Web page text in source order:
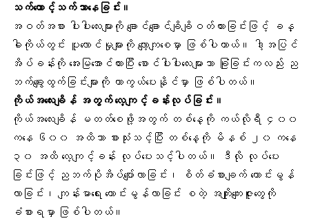
သက်တောင့်သက်သာနေခြင်း။
အဝတ်အစား ပါးပါးလေးများကို ချောင်ချောင်ချိချိဝတ်ထားခြင်းဖြင့် ခန္
ဓါကိုယ်တွင်း ပူလောင်မှုများကို လျော့ကျစေမှာ ဖြစ်ပါတာယ်။ ဒါ့အပြင်
အိပ်ခန်းကို အေးမြအောင်ထားပြီး စောင်ပါးပါးလေးများသာ ခြုံခြင်းကလည်း ည
ဘက်ချွေးထွက်ခြင်းများကို ကာကွယ်ပေးနိုင်မှာ ဖြစ်ပါတယ်။
ကိုယ်အလေးချိန် အတွက် လေ့ကျင့်ခန်းလုပ်ခြင်း။
ကိုယ်အလေးချိန် မတတ်စေဖို့အတွက် တစ်နေ့ကို ကယ်လိုရီ ၄၀၀
ကနေ ၆၀၀ အထိသာ စားသုံးသင့်ပြီး တစ်နေ့ကို မိနစ် ၂၀ ကနေ
၃၀ အထိ လေ့ကျင့်ခန်း လုပ်ပေးသင့်ပါတယ်။ ဒီလို လုပ်ပေး
ခြင်းဖြင့် ညဘက်ပိုအိပ်ပျော်လာခြင်း၊ စိတ်ခံစားချက် ကောင်းမွန်
လာခြင်း၊ ကျန်းမာရေး ကောင်းမွန်လာခြင်း စတဲ့ အကျိုးကျေးဇူးတွေကို
ခံစားရမှာ ဖြစ်ပါတယ်။